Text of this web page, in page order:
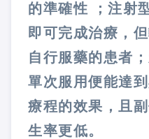
的準確性 ；注射
即可完成治療，
自行服藥的患者
單次服用便能達
療程的效果，且
生率更低。